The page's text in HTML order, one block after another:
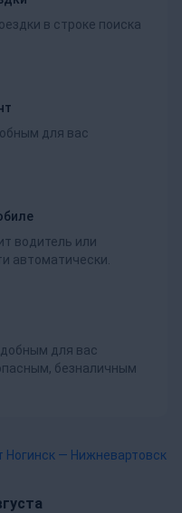
в строке поиска
для вас
водитель или
автоматически.
для вас
безналичным
Ногинск — Нижневартовск